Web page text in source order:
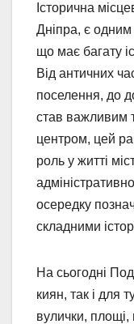
Історична
Дніпра, є одним
що має багату
Від античних
поселення, до
став важливим
центром, цей
роль у житті
осередку
складними
На сьогодні
киян, так і для
вулички,